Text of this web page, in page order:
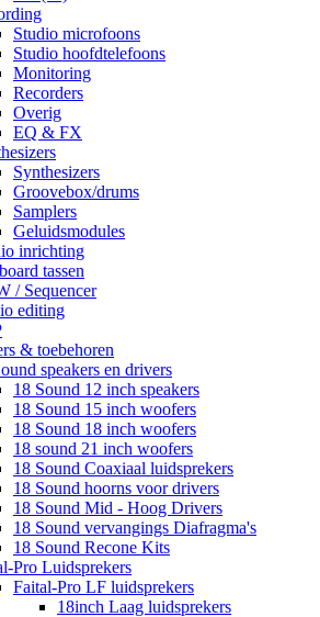
Studio microfoons
Studio hoofdtelefoons
Monitoring
Recorders
Overig
EQ & FX
Synthesizers
Groovebox/drums
Samplers
Geluidsmodules
inrichting
tassen
/ Sequencer
editing
& toebehoren
speakers en drivers
18 Sound 12 inch speakers
18 Sound 15 inch woofers
18 Sound 18 inch woofers
18 sound 21 inch woofers
18 Sound Coaxiaal luidsprekers
18 Sound hoorns voor drivers
18 Sound Mid - Hoog Drivers
18 Sound vervangings Diafragma's
18 Sound Recone Kits
Pro Luidsprekers
Faital-Pro LF luidsprekers
18inch Laag luidsprekers